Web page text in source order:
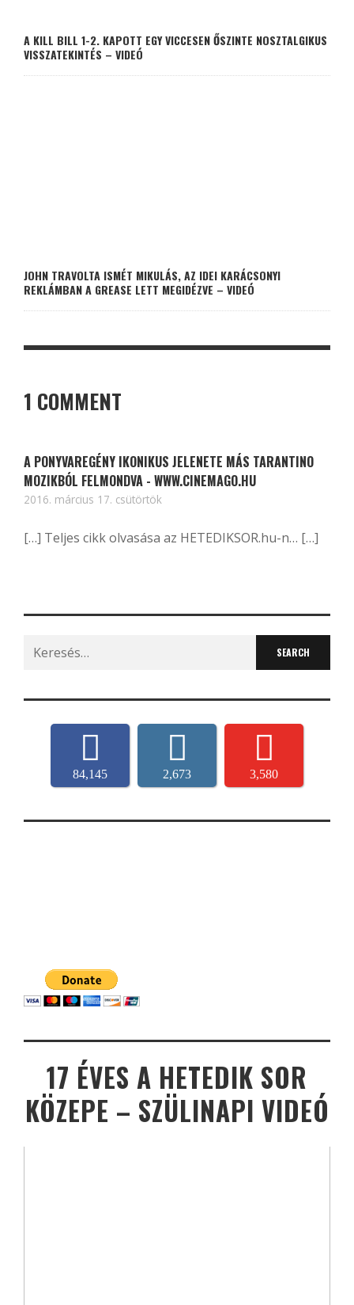
A KILL BILL 1-2. KAPOTT EGY VICCESEN ŐSZINTE NOSZTALGIKUS
VISSZATEKINTÉS – VIDEÓ
JOHN TRAVOLTA ISMÉT MIKULÁS, AZ IDEI KARÁCSONYI
REKLÁMBAN A GREASE LETT MEGIDÉZVE – VIDEÓ
1 COMMENT
A PONYVAREGÉNY IKONIKUS JELENETE MÁS TARANTINO
MOZIKBÓL FELMONDVA - WWW.CINEMAGO.HU
2016. március 17. csütörtök
[…] Teljes cikk olvasása az HETEDIKSOR.hu-n… […]
Search
for:
84,145 2,673 3,580
17 ÉVES A HETEDIK SOR
KÖZEPE – SZÜLINAPI VIDEÓ